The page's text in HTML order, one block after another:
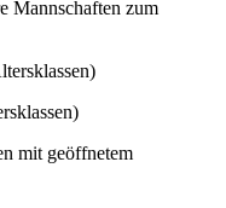
Mannschaften zum
mit geöffnetem